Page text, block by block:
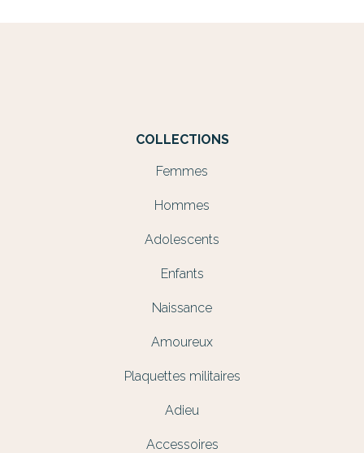
COLLECTIONS
Femmes
Hommes
Adolescents
Enfants
Naissance
Amoureux
Plaquettes militaires
Adieu
Accessoires